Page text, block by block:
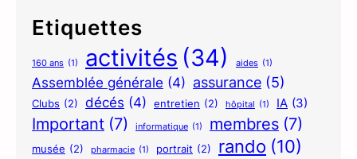
d
’
é
t
a
p
e
Etiquettes
160 ans (1) activités (34) aides (1)
Assemblée générale (4) assurance (5)
Clubs (2) décés (4) entretien (2) hôpital (1) IA (3)
Important (7) informatique (1) membres (7)
musée (2) pharmacie (1) portrait (2) rando (10)